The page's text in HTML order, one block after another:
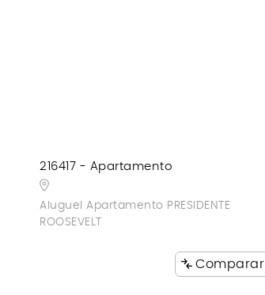
216417 - Apartamento
Aluguel Apartamento PRESIDENTE
ROOSEVELT
Comparar